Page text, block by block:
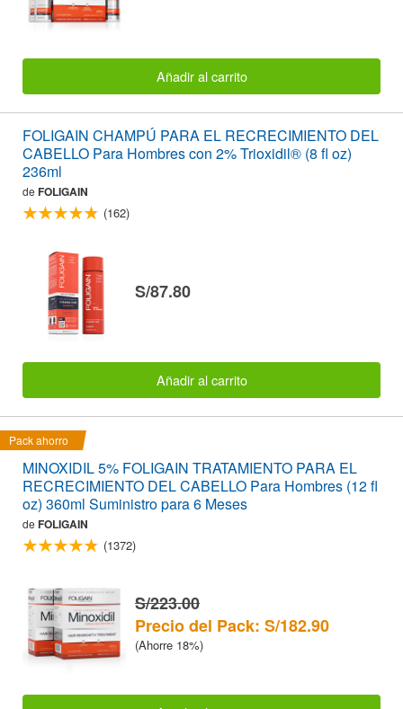
Añadir al carrito
FOLIGAIN CHAMPÚ PARA EL RECRECIMIENTO DEL
CABELLO Para Hombres con 2% Trioxidil® (8 fl oz)
236ml
de FOLIGAIN
(162)
S/87.80
Añadir al carrito
Pack ahorro
MINOXIDIL 5% FOLIGAIN TRATAMIENTO PARA EL
RECRECIMIENTO DEL CABELLO Para Hombres (12 fl
oz) 360ml Suministro para 6 Meses
de FOLIGAIN
(1372)
S/223.00
Precio del Pack: S/182.90
(Ahorre 18%)